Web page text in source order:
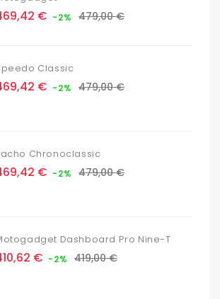
€ -2% Prix
479,00 €
Classic
€ -2% Prix
479,00 €
Chronoclassic
€ -2% Prix
479,00 €
Dashboard Pro Nine-T
€ -2% Prix
419,00 €